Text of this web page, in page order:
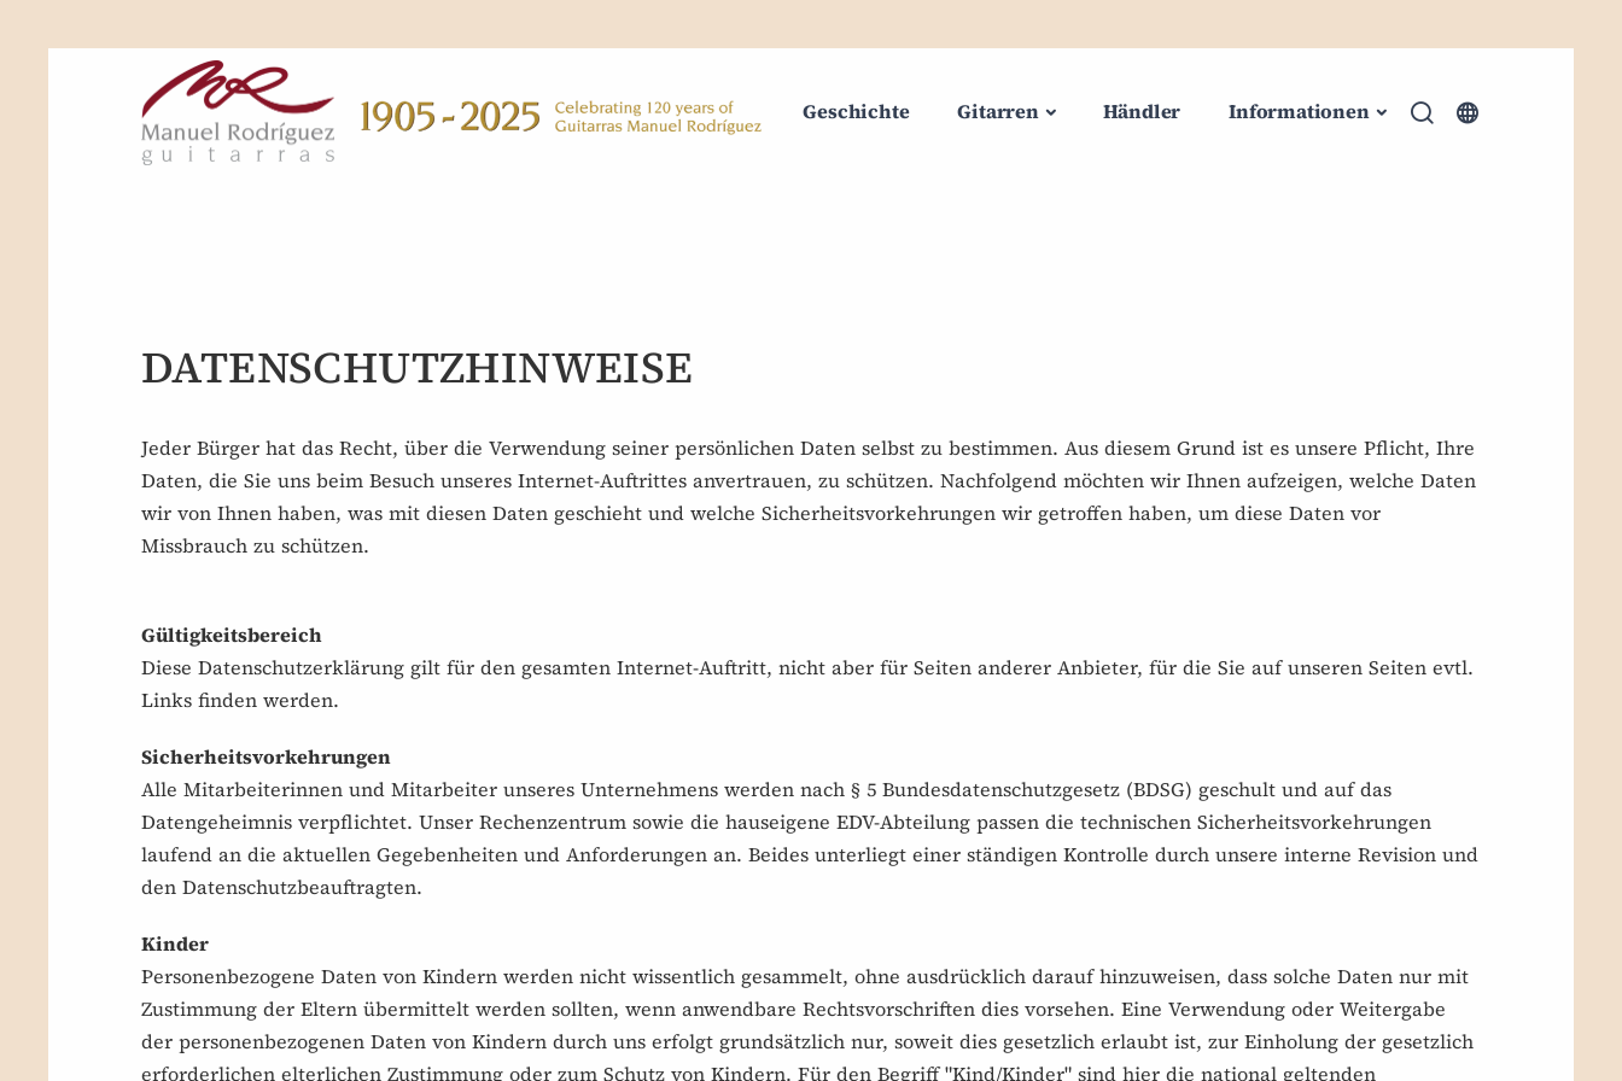
Geschichte Gitarren Händler Informationen
DATENSCHUTZHINWEISE
Jeder Bürger hat das Recht, über die Verwendung seiner persönlichen Daten selbst zu bestimmen. Aus diesem Grund ist es unsere Pflicht, Ihre
Daten, die Sie uns beim Besuch unseres Internet-Auftrittes anvertrauen, zu schützen. Nachfolgend möchten wir Ihnen aufzeigen, welche Daten
wir von Ihnen haben, was mit diesen Daten geschieht und welche Sicherheitsvorkehrungen wir getroffen haben, um diese Daten vor
Missbrauch zu schützen.
Gültigkeitsbereich
Diese Datenschutzerklärung gilt für den gesamten Internet-Auftritt, nicht aber für Seiten anderer Anbieter, für die Sie auf unseren Seiten evtl.
Links finden werden.
Sicherheitsvorkehrungen
Alle Mitarbeiterinnen und Mitarbeiter unseres Unternehmens werden nach § 5 Bundesdatenschutzgesetz (BDSG) geschult und auf das
Datengeheimnis verpflichtet. Unser Rechenzentrum sowie die hauseigene EDV-Abteilung passen die technischen Sicherheitsvorkehrungen
laufend an die aktuellen Gegebenheiten und Anforderungen an. Beides unterliegt einer ständigen Kontrolle durch unsere interne Revision und
den Datenschutzbeauftragten.
Kinder
Personenbezogene Daten von Kindern werden nicht wissentlich gesammelt, ohne ausdrücklich darauf hinzuweisen, dass solche Daten nur mit
Zustimmung der Eltern übermittelt werden sollten, wenn anwendbare Rechtsvorschriften dies vorsehen. Eine Verwendung oder Weitergabe
der personenbezogenen Daten von Kindern durch uns erfolgt grundsätzlich nur, soweit dies gesetzlich erlaubt ist, zur Einholung der gesetzlich
erforderlichen elterlichen Zustimmung oder zum Schutz von Kindern. Für den Begriff "Kind/Kinder" sind hier die national geltenden